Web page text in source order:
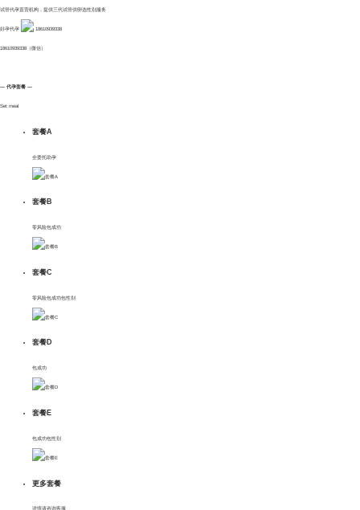
试管代孕直营机构，提供三代试管供卵选性别服务
好孕代孕 18610939338
18610939338（微信）
— 代孕套餐 —
Set meal
套餐A
全委托助孕
套餐B
零风险包成功
套餐C
零风险包成功包性别
套餐D
包成功
套餐E
包成功包性别
更多套餐
详情请咨询客服
关于我们
服务项目
客户案例
新闻资讯
招贤纳士